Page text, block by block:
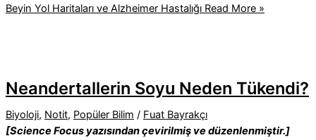
Beyin Yol Haritaları ve Alzheimer Hastalığı Read More »
Neandertallerin Soyu Neden Tükendi?
Biyoloji, Notit, Popüler Bilim / Fuat Bayrakçı
[Science Focus yazısından çevirilmiş ve düzenlenmiştir.]